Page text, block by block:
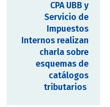
CPA UBB y
Servicio de
Impuestos
Internos realizan
charla sobre
esquemas de
catálogos
tributarios